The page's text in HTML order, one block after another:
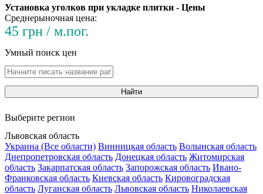
Установка уголков при укладке плитки - Цены
Среднерыночная цена:
45 грн / м.пог.
Умный поиск цен
Найти
Выберите регион
Львовская область
Украина (Все области) Винницкая область Волынская область
Днепропетровская область Донецкая область Житомирская
область Закарпатская область Запорожская область Ивано-
Франковская область Киевская область Кировоградская
область Луганская область Львовская область Николаевская